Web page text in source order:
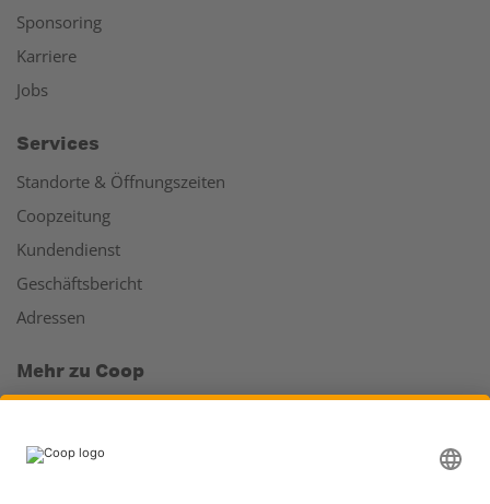
Sponsoring
Karriere
Jobs
Services
Standorte & Öffnungszeiten
Coopzeitung
Kundendienst
Geschäftsbericht
Adressen
Mehr zu Coop
Läden & Services